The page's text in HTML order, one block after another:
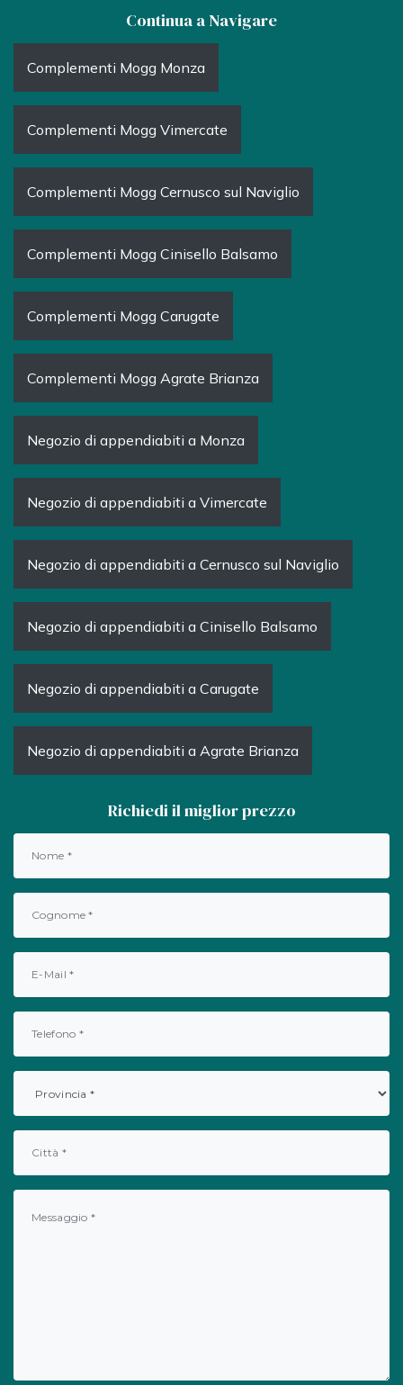
Continua a Navigare
Complementi Mogg Monza
Complementi Mogg Vimercate
Complementi Mogg Cernusco sul Naviglio
Complementi Mogg Cinisello Balsamo
Complementi Mogg Carugate
Complementi Mogg Agrate Brianza
Negozio di appendiabiti a Monza
Negozio di appendiabiti a Vimercate
Negozio di appendiabiti a Cernusco sul Naviglio
Negozio di appendiabiti a Cinisello Balsamo
Negozio di appendiabiti a Carugate
Negozio di appendiabiti a Agrate Brianza
Richiedi il miglior prezzo